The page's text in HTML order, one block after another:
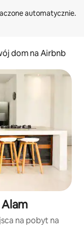
dom na Airbnb
na pobyt na